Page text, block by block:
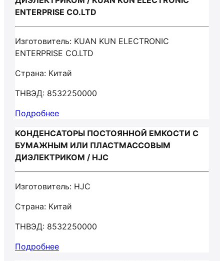
ENTERPRISE CO.LTD
Изготовитель: KUAN KUN ELECTRONIC
ENTERPRISE CO.LTD
Страна: Китай
ТНВЭД: 8532250000
Подробнее
КОНДЕНСАТОРЫ ПОСТОЯННОЙ ЕМКОСТИ С
БУМАЖНЫМ ИЛИ ПЛАСТМАССОВЫМ
ДИЭЛЕКТРИКОМ / HJC
Изготовитель: HJC
Страна: Китай
ТНВЭД: 8532250000
Подробнее